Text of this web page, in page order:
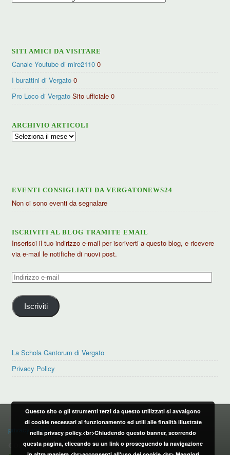
SITI AMICI DA VISITARE
Canale Youtube di mire2110 0
I burattini di Vergato 0
Pro Loco di Vergato Sito ufficiale 0
ARCHIVIO ARTICOLI
Archivio
EVENTI CONSIGLIATI DA VERGATONEWS24
Non ci sono eventi da segnalare
ISCRIVITI AL BLOG TRAMITE EMAIL
Inserisci il tuo indirizzo e-mail per iscriverti a questo blog, e ricevere
via e-mail le notifiche di nuovi post.
Indirizzo
mail
Iscriviti
La Schola Cantorum di Vergato
Privacy Policy
PRIVACY POLICY
privacy policy
CONTATTI:
Questo sito o gli strumenti terzi da questo utilizzati si avvalgono
di cookie necessari al funzionamento ed utili alle finalità illustrate
nella privacy policy.<br>Chiudendo questo banner, scorrendo
questa pagina, cliccando su un link o proseguendo la navigazione